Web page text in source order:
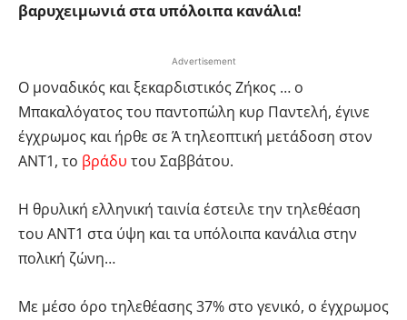
βαρυχειμωνιά στα υπόλοιπα κανάλια!
Advertisement
Ο μοναδικός και ξεκαρδιστικός Ζήκος … ο
Μπακαλόγατος του παντοπώλη κυρ Παντελή, έγινε
έγχρωμος και ήρθε σε Ά τηλεοπτική μετάδοση στον
ΑΝΤ1, το βράδυ του Σαββάτου.
Η θρυλική ελληνική ταινία έστειλε την τηλεθέαση
του ΑΝΤ1 στα ύψη και τα υπόλοιπα κανάλια στην
πολική ζώνη…
Με μέσο όρο τηλεθέασης 37% στο γενικό, ο έγχρωμος